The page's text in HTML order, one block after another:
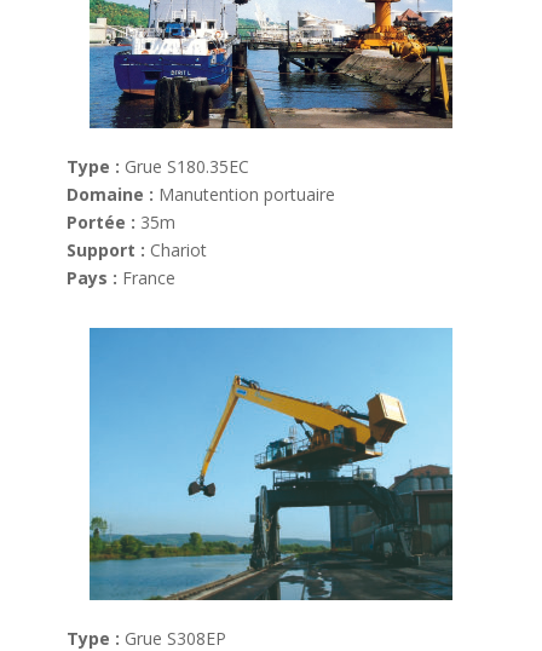
Type : Grue S180.35EC
Domaine : Manutention portuaire
Portée : 35m
Support : Chariot
Pays : France
Type : Grue S308EP